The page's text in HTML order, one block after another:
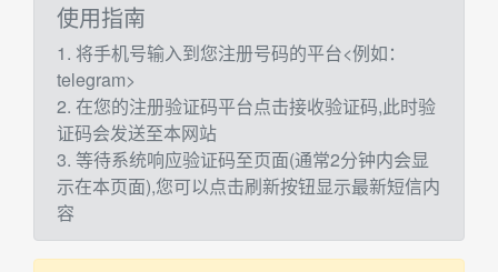
使用指南
1. 将手机号输入到您注册号码的平台<例如：
telegram>
2. 在您的注册验证码平台点击接收验证码,此时验
证码会发送至本网站
3. 等待系统响应验证码至页面(通常2分钟内会显
示在本页面),您可以点击刷新按钮显示最新短信内
容